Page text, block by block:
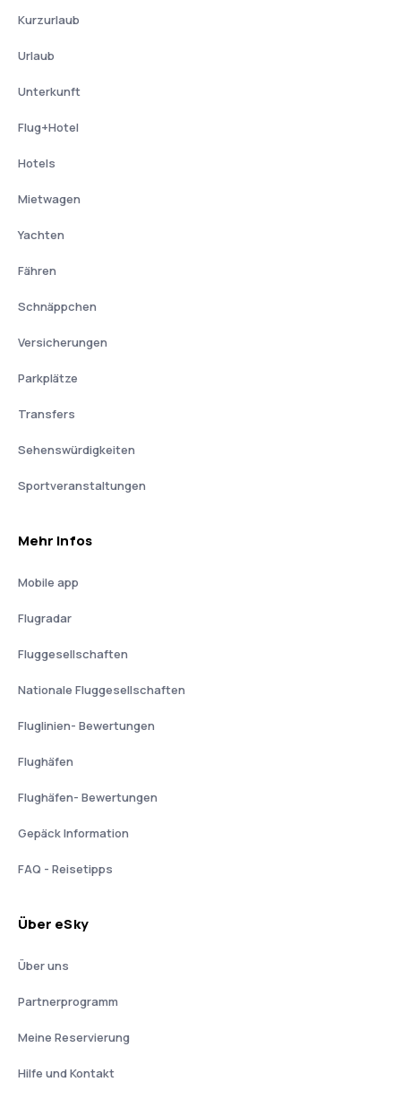
Kurzurlaub
Urlaub
Unterkunft
Flug+Hotel
Hotels
Mietwagen
Yachten
Fähren
Schnäppchen
Versicherungen
Parkplätze
Transfers
Sehenswürdigkeiten
Sportveranstaltungen
Mehr Infos
Mobile app
Flugradar
Fluggesellschaften
Nationale Fluggesellschaften
Fluglinien- Bewertungen
Flughäfen
Flughäfen- Bewertungen
Gepäck Information
FAQ - Reisetipps
Über eSky
Über uns
Partnerprogramm
Meine Reservierung
Hilfe und Kontakt